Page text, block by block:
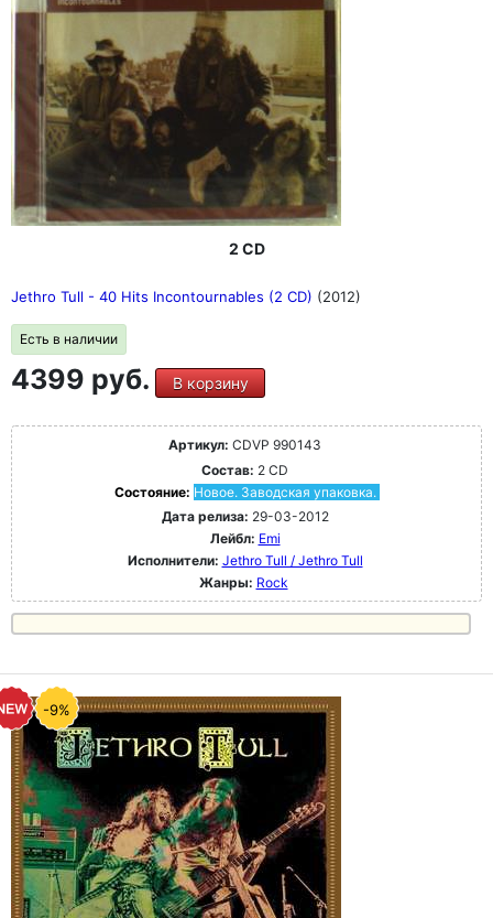
2 CD
Jethro Tull - 40 Hits Incontournables (2 CD) (2012)
Есть в наличии
4399 руб. В корзину
Артикул: CDVP 990143
Состав: 2 CD
Состояние: Новое. Заводская упаковка.
Дата релиза: 29-03-2012
Лейбл: Emi
Исполнители: Jethro Tull / Jethro Tull
Жанры: Rock
-9%